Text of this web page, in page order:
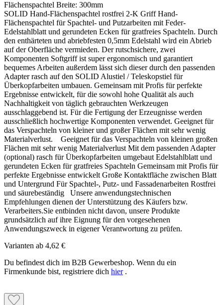
Flächenspachtel Breite: 300mm
SOLID Hand-Flächenspachtel rostfrei 2-K Griff Hand-
Flächenspachtel für Spachtel- und Putzarbeiten mit Feder-
Edelstahlblatt und gerundeten Ecken für gratfreies Spachteln. Durch
den enthärteten und abriebfesten 0,5mm Edelstahl wird ein Abrieb
auf der Oberfläche vermieden. Der rutschsichere, zwei
Komponenten Softgriff ist super ergonomisch und garantiert
bequemes Arbeiten außerdem lässt sich dieser durch den passenden
Adapter rasch auf den SOLID Alustiel / Teleskopstiel für
Überkopfarbeiten umbauen. Gemeinsam mit Profis für perfekte
Ergebnisse entwickelt, für die sowohl hohe Qualität als auch
Nachhaltigkeit von täglich gebrauchten Werkzeugen
ausschlaggebend ist. Für die Fertigung der Erzeugnisse werden
ausschließlich hochwertige Komponenten verwendet. Geeignet für
das Verspachteln von kleiner und großer Flächen mit sehr wenig
Materialverlust. Geeignet für das Verspachteln von kleinen großen
Flächen mit sehr wenig Materialverlust Mit dem passenden Adapter
(optional) rasch für Überkopfarbeiten umgebaut Edelstahlblatt und
gerundeten Ecken für gratfreies Spachteln Gemeinsam mit Profis für
perfekte Ergebnisse entwickelt Große Kontaktfläche zwischen Blatt
und Untergrund Für Spachtel-, Putz- und Fassadenarbeiten Rostfrei
und säurebeständig Unsere anwendungstechnischen
Empfehlungen dienen der Unterstützung des Käufers bzw.
Verarbeiters.Sie entbinden nicht davon, unsere Produkte
grundsätzlich auf ihre Eignung für den vorgesehenen
Anwendungszweck in eigener Verantwortung zu prüfen.
Varianten ab 4,62 €
Du befindest dich im B2B Gewerbeshop. Wenn du ein
Firmenkunde bist, registriere dich hier.